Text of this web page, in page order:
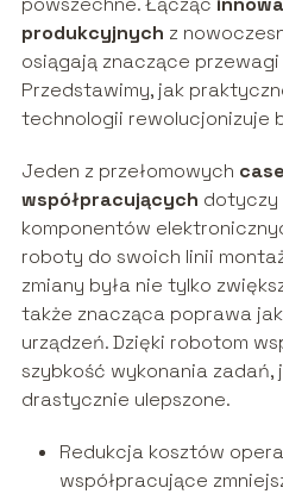
produkcyjnych z
osiągają znaczące
Przedstawimy, jak
technologii rewolucjonizuje
Jeden z przełomowych
współpracujących
komponentów
roboty do swoich linii
zmiany była nie tylko
także znacząca poprawa
urządzeń. Dzięki robotom
szybkość wykonania zadań,
drastycznie ulepszone.
Redukcja kosztów
współpracujące